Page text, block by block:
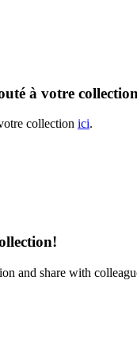
à votre collection
collection ici.
and share with